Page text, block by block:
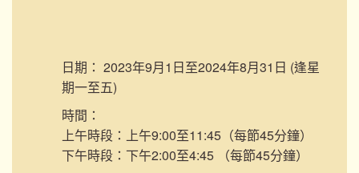
日期： 2023年9月1日至2024年8月31日 (逢星
期一至五)
時間：
上午時段：上午9:00至11:45（每節45分鐘）
下午時段：下午2:00至4:45 （每節45分鐘）